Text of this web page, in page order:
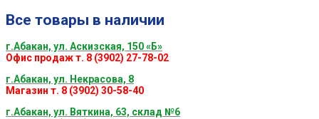
Все товары в наличии
г.Абакан, ул. Аскизская, 150 «Б»
Офис продаж т. 8 (3902) 27-78-02
г.Абакан, ул. Некрасова, 8
Магазин т. 8 (3902) 30-58-40
г.Абакан, ул. Вяткина, 63, склад №6